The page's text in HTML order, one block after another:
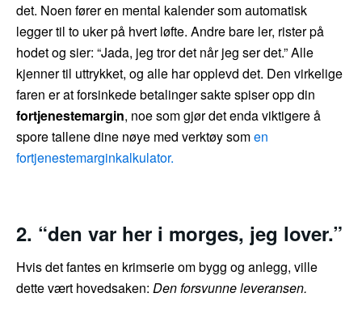
det. Noen fører en mental kalender som automatisk
legger til to uker på hvert løfte. Andre bare ler, rister på
hodet og sier: “Jada, jeg tror det når jeg ser det.” Alle
kjenner til uttrykket, og alle har opplevd det. Den virkelige
faren er at forsinkede betalinger sakte spiser opp din
fortjenestemargin, noe som gjør det enda viktigere å
spore tallene dine nøye med verktøy somen
fortjenestemarginkalkulator.
2. “den var her i morges, jeg lover.”
Hvis det fantes en krimserie om bygg og anlegg, ville
dette vært hovedsaken: Den forsvunne leveransen.